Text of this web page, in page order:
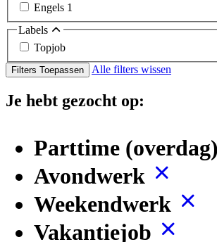
Engels 1
Labels
Topjob
Filters Toepassen Alle filters wissen
Je hebt gezocht op:
Parttime (overdag)
Avondwerk
Weekendwerk
Vakantiejob